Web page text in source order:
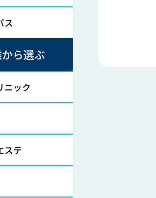
ス
ら選ぶ
ニック
ステ